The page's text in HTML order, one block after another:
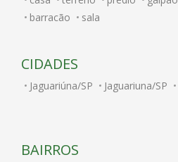
barracão
sala
CIDADES
Jaguariúna/SP Jaguariuna/SP
BAIRROS